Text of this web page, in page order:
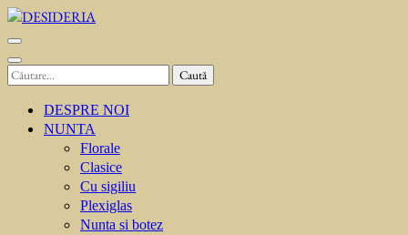
Sari
la
conținut
(apasă
Caută
DESPRE NOI
NUNTA
Florale
Clasice
Cu sigiliu
Plexiglas
Nunta si botez